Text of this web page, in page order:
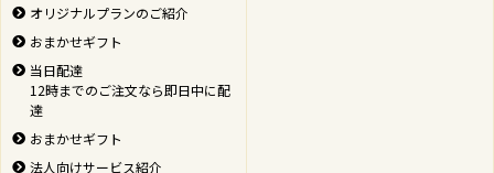
オリジナルプランのご紹介
おまかせギフト
当日配達
12時までのご注文なら即日中に配
達
おまかせギフト
法人向けサービス紹介